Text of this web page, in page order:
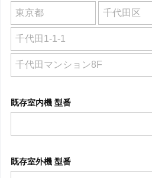
既存室内機 型番
既存室外機 型番